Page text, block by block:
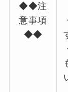
◆◆注
意事項
◆◆